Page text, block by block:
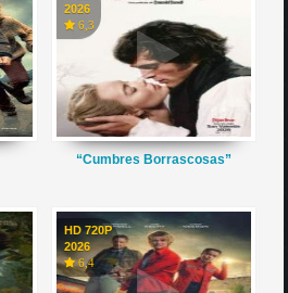
2026
6,3
“Cumbres Borrascosas”
HD 720P
2026
6,4